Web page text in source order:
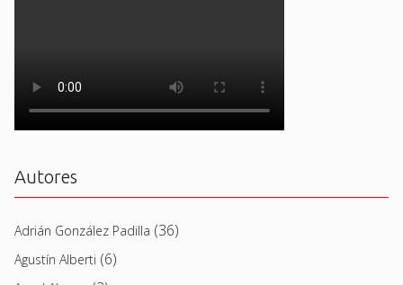
Autores
Adrián González Padilla (36)
Agustín Alberti (6)